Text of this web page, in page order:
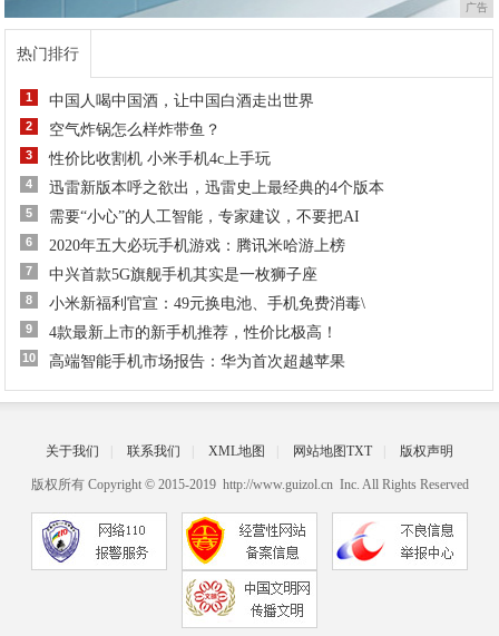
广告
热门排行
1 中国人喝中国酒，让中国白酒走出世界
2 空气炸锅怎么样炸带鱼？
3 性价比收割机 小米手机4c上手玩
4 迅雷新版本呼之欲出，迅雷史上最经典的4个版本
5 需要“小心”的人工智能，专家建议，不要把AI
6 ​2020年五大必玩手机游戏：腾讯米哈游上榜
7 中兴首款5G旗舰手机其实是一枚狮子座
8 小米新福利官宣：49元换电池、手机免费消毒\
9 4款最新上市的新手机推荐，性价比极高！
10 高端智能手机市场报告：华为首次超越苹果
关于我们 联系我们 XML地图 网站地图TXT 版权声明
版权所有 Copyright © 2015-2019 http://www.guizol.cn Inc. All Rights Reserved